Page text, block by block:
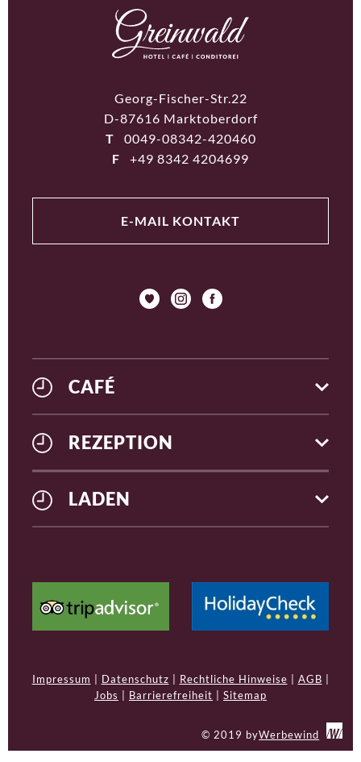
Georg-Fischer-Str.22
D-87616 Marktoberdorf
T
0049-08342-420460
F
+49 8342 4204699
E-MAIL KONTAKT
CAFÉ
REZEPTION
LADEN
Impressum Datenschutz Rechtliche Hinweise AGB
Jobs
Barrierefreiheit Sitemap
© 2019 byWerbewind